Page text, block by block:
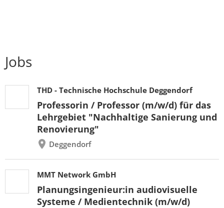
Jobs
THD - Technische Hochschule Deggendorf
Professorin / Professor (m/w/d) für das
Lehrgebiet "Nachhaltige Sanierung und
Renovierung"
Deggendorf
MMT Network GmbH
Planungsingenieur:in audiovisuelle
Systeme / Medientechnik (m/w/d)